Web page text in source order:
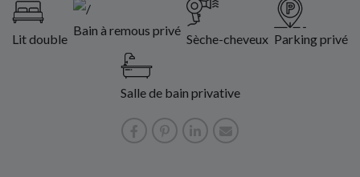
Lit double
Bain à remous privé
Sèche-cheveux Parking privé
Salle de bain privative